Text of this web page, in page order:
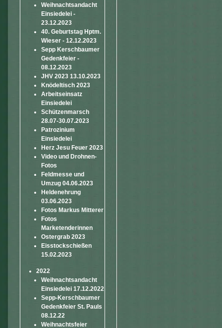
Weihnachtsandacht
Einsiedelei -
23.12.2023
40. Geburtstag Hptm.
Wieser - 12.12.2023
Sepp Kerschbaumer
Gedenkfeier -
08.12.2023
JHV 2023 13.10.2023
Knödeltisch 2023
Arbeitseinsatz
Einsiedelei
Schützenmarsch
28.07-30.07.2023
Patrozinium
Einsiedelei
Herz Jesu Feuer 2023
Video und Drohnen-
Fotos
Feldmesse und
Umzug 04.06.2023
Heldenehrung
03.06.2023
Fotos Markus Mitterer
Fotos
Marketenderinnen
Ostergrab 2023
Eisstockschießen
15.02.2023
2022
Weihnachtsandacht
Einsiedelei 17.12.2022
Sepp-Kerschbaumer
Gedenkfeier St. Pauls
08.12.22
Weihnachtsfeier